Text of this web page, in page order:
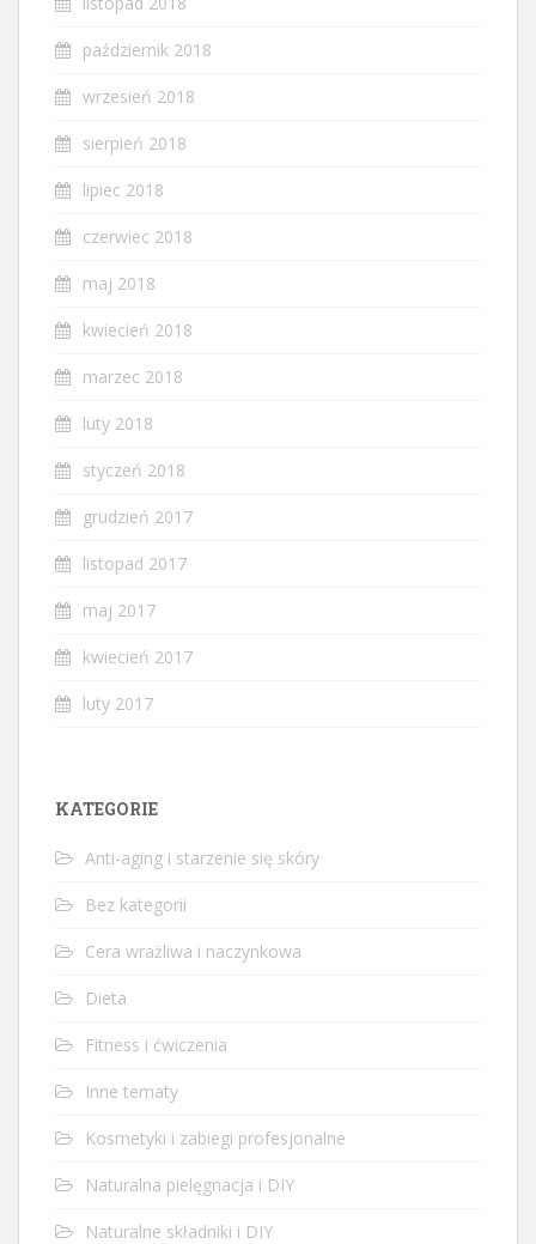
październik 2018
wrzesień 2018
sierpień 2018
lipiec 2018
czerwiec 2018
maj 2018
kwiecień 2018
marzec 2018
luty 2018
styczeń 2018
grudzień 2017
listopad 2017
maj 2017
kwiecień 2017
luty 2017
KATEGORIE
Anti-aging i starzenie się skóry
Bez kategorii
Cera wrażliwa i naczynkowa
Dieta
Fitness i ćwiczenia
Inne tematy
Kosmetyki i zabiegi profesjonalne
Naturalna pielęgnacja i DIY
Naturalne składniki i DIY